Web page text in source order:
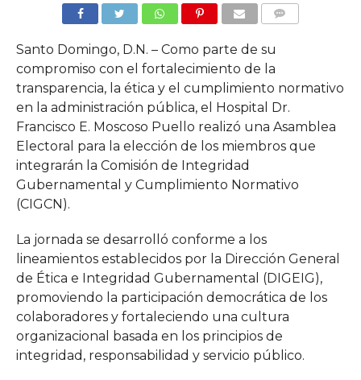
Santo Domingo, D.N. – Como parte de su
compromiso con el fortalecimiento de la
transparencia, la ética y el cumplimiento normativo
en la administración pública, el Hospital Dr.
Francisco E. Moscoso Puello realizó una Asamblea
Electoral para la elección de los miembros que
integrarán la Comisión de Integridad
Gubernamental y Cumplimiento Normativo
(CIGCN).
La jornada se desarrolló conforme a los
lineamientos establecidos por la Dirección General
de Ética e Integridad Gubernamental (DIGEIG),
promoviendo la participación democrática de los
colaboradores y fortaleciendo una cultura
organizacional basada en los principios de
integridad, responsabilidad y servicio público.